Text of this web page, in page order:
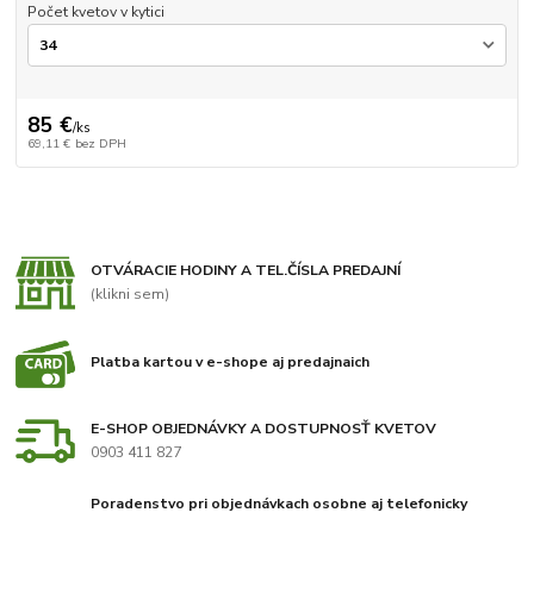
Počet kvetov v kytici
85 €/ks
69,11 € bez DPH
OTVÁRACIE HODINY A TEL.ČÍSLA PREDAJNÍ
(klikni sem)
Platba kartou v e-shope aj predajnaich
E-SHOP OBJEDNÁVKY A DOSTUPNOSŤ KVETOV
0903 411 827
Poradenstvo pri objednávkach osobne aj telefonicky